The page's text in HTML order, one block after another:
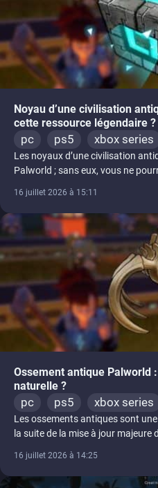
Noyau d’une civilisation
cette ressource légendaire ?
pc ps5 xbox series
Les noyaux d’une civilisation
Palworld ; sans eux, vous ne
16 juillet 2026 à 15:11
Ossement antique Palworld
naturelle ?
pc ps5 xbox series
Les ossements antiques sont
la suite de la mise à jour majeure
16 juillet 2026 à 14:25